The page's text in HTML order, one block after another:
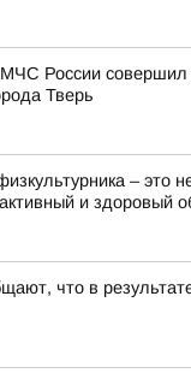
МЧС России
Тверь
– это
и здоровый
что в